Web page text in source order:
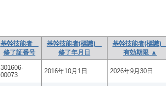
基幹技能者
修了証番号
基幹技能者(標識)
修了年月日
基幹技能者(標識)
有効期限 ▲
301606-
00073
2016年10月1日 2026年9月30日